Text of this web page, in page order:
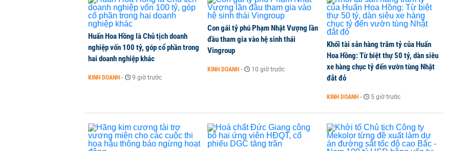
Huấn Hoa Hồng là Chủ tịch doanh
nghiệp vốn 100 tỷ, góp cổ phần trong
hai doanh nghiệp khác
KINH DOANH - 9 giờ trước
Con gái tỷ phú Phạm Nhật Vượng lần
đầu tham gia vào hệ sinh thái
Vingroup
KINH DOANH - 10 giờ trước
Khối tài sản hàng trăm tỷ của Huấn
Hoa Hồng: Từ biệt thự 50 tỷ, dàn siêu
xe hàng chục tỷ đến vườn tùng Nhật
đắt đỏ
KINH DOANH - 5 giờ trước